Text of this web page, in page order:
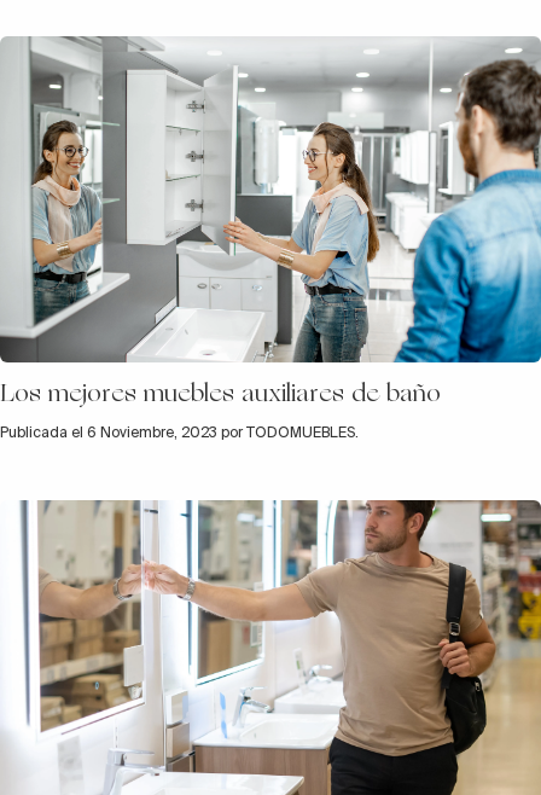
Los mejores muebles auxiliares de baño
Publicada el 6 Noviembre, 2023 por TODOMUEBLES.